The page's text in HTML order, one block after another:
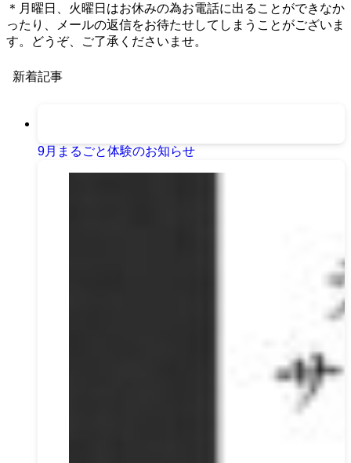
＊月曜日、火曜日はお休みの為お電話に出ることができなか
ったり、メールの返信をお待たせしてしまうことがございま
す。どうぞ、ご了承くださいませ。
新着記事
9月まるごと体験のお知らせ